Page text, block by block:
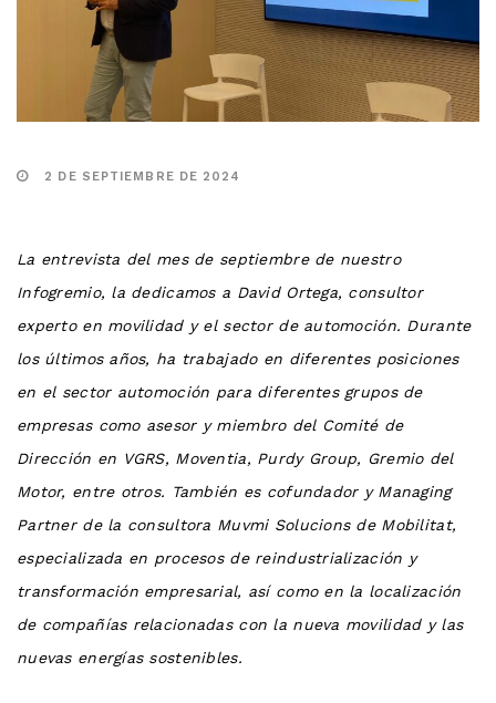
2 DE SEPTIEMBRE DE 2024
La entrevista del mes de septiembre de nuestro
Infogremio, la dedicamos a David Ortega, consultor
experto en movilidad y el sector de automoción. Durante
los últimos años, ha trabajado en diferentes posiciones
en el sector automoción para diferentes grupos de
empresas como asesor y miembro del Comité de
Dirección en VGRS, Moventia, Purdy Group, Gremio del
Motor, entre otros. También es cofundador y Managing
Partner de la consultora Muvmi Solucions de Mobilitat,
especializada en procesos de reindustrialización y
transformación empresarial, así como en la localización
de compañías relacionadas con la nueva movilidad y las
nuevas energías sostenibles.